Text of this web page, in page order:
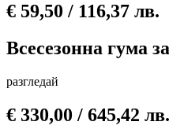
€ 59,50 / 116,37 лв.
Всесезонна гума
разгледай
€ 330,00 / 645,42 лв.